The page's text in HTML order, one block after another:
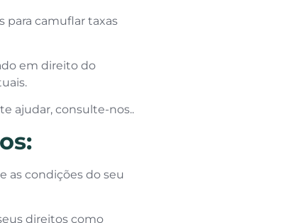
para camuflar taxas
em direito do
ajudar, consulte-nos..
as condições do seu
direitos como